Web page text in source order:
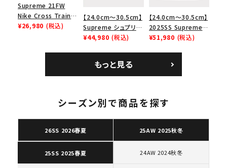
キーワードから探す
Supreme 21FW
Nike Cross Trainer
Low ナイキクロスト
¥26,980 (税込)
【24.0cm～30.5cm】
Supreme シュプリー
ム 2023AW Nike
カー ホワイト 白
¥44,980 (税込)
【24.0cm～30.5cm】
2025SS Supreme
GOODENOUGH
ムグッドイナフ ナイキ
エアフォース１スニー
ト
¥51,980 (税込)
もっと見る
シーズン別で商品を探す
26SS 2026春夏 25AW 2025秋冬
25SS 2025春夏 24AW 2024秋冬